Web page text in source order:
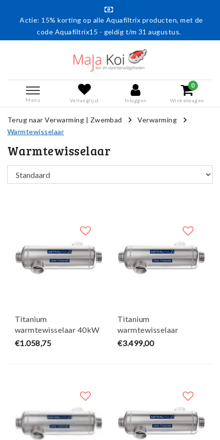
15% korting op alle Aquafiltrix producten, met de
code Aquafiltrix15 - geldig t/m 31 augustus.
Gratis
Menu Verlanglijst Inloggen
0
Winkelwagen
Terug naar Verwarming | Zwembad
Verwarming
Warmtewisselaar
Warmtewisselaar
Titanium
warmtewisselaar 40kW
- AstralPool
€1.058,75
Titanium
warmtewisselaar
300kW - AstraPool
€3.499,00